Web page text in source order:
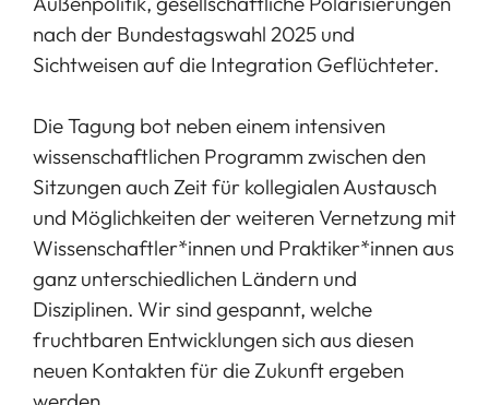
nach der Bundestagswahl 2025 und
Sichtweisen auf die Integration Geflüchteter.
Die Tagung bot neben einem intensiven
wissenschaftlichen Programm zwischen den
Sitzungen auch Zeit für kollegialen Austausch
und Möglichkeiten der weiteren Vernetzung mit
Wissenschaftler*innen und Praktiker*innen aus
ganz unterschiedlichen Ländern und
Disziplinen. Wir sind gespannt, welche
fruchtbaren Entwicklungen sich aus diesen
neuen Kontakten für die Zukunft ergeben